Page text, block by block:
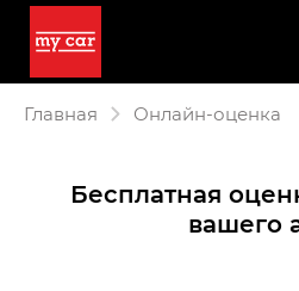
Главная Онлайн-оценка
Бесплатная
вашего